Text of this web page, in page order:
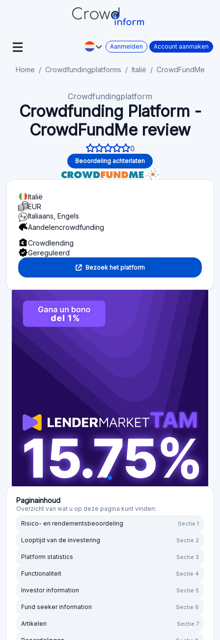
Aanmelden Account aanmaken
Home Crowdfundingplatforms Italië CrowdFundMe
Crowdfundingplatform
Crowdfunding Platform -
CrowdFundMe review
0
Beoordeling achterlaten
Italië
EUR
Italiaans, Engels
Aandelencrowdfunding
Crowdlending
Gereguleerd
Bezoek het platform
Paginainhoud
Overzicht van wat u op deze pagina kunt vinden:
Risico- en rendementsbeoordeling
Sectie 1
Looptijd van de investering Sectie 2
Platform statistics Sectie 3
Functionaliteit Sectie 4
Investor information Sectie 5
Fund seeker information Sectie 6
Artikelen Sectie 7